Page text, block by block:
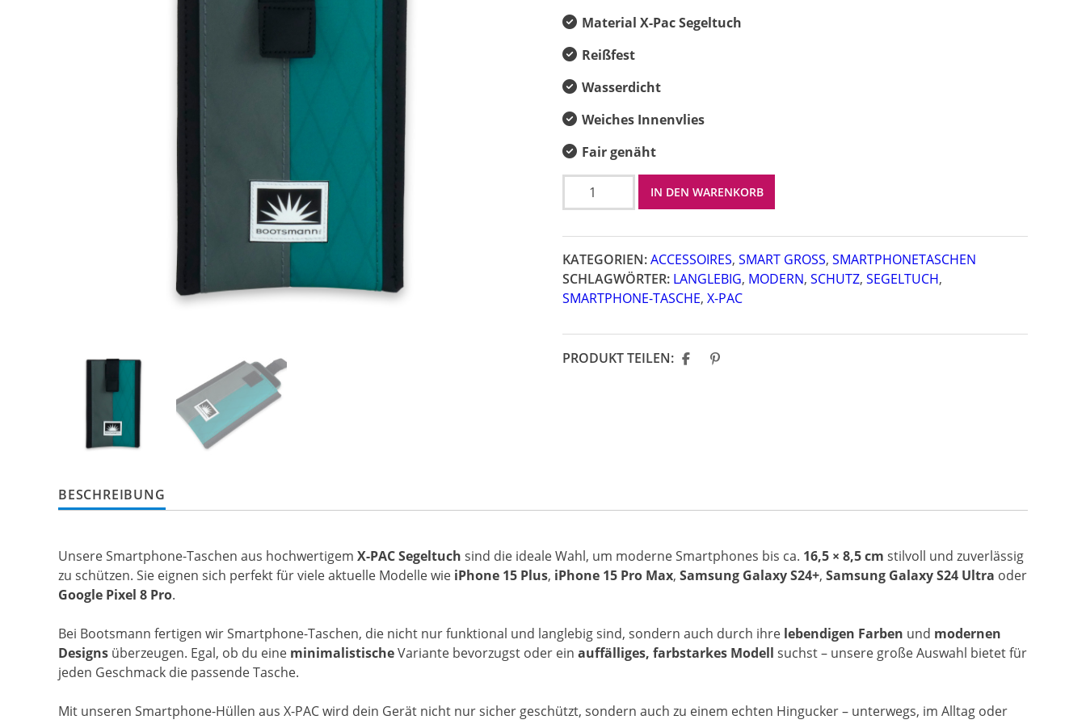
Material X-Pac Segeltuch
Reißfest
Wasserdicht
Weiches Innenvlies
Fair genäht
Smart
IN DEN WARENKORB
KATEGORIEN:ACCESSOIRES, SMART GROSS , SMARTPHONETASCHEN
SCHLAGWÖRTER: LANGLEBIG, MODERN, SCHUTZ, SEGELTUCH,
SMARTPHONE-TASCHE, X-PAC
PRODUKT TEILEN:
BESCHREIBUNG
Unsere Smartphone-Taschen aus hochwertigem X-PAC Segeltuch sind die ideale Wahl, um moderne Smartphones bis ca. 16,5 × 8,5 cm stilvoll und zuverlässig
zu schützen. Sie eignen sich perfekt für viele aktuelle Modelle wie iPhone 15 Plus, iPhone 15 Pro Max, Samsung Galaxy S24+, Samsung Galaxy S24 Ultra oder
Google Pixel 8 Pro.
Bei Bootsmann fertigen wir Smartphone-Taschen, die nicht nur funktional und langlebig sind, sondern auch durch ihre lebendigen Farben und modernen
Designsüberzeugen. Egal, ob du eine minimalistischeVariante bevorzugst oder ein auffälliges, farbstarkes Modell suchst – unsere große Auswahl bietet für
jeden Geschmack die passende Tasche.
Mit unseren Smartphone-Hüllen aus X-PAC wird dein Gerät nicht nur sicher geschützt, sondern auch zu einem echten Hingucker – unterwegs, im Alltag oder